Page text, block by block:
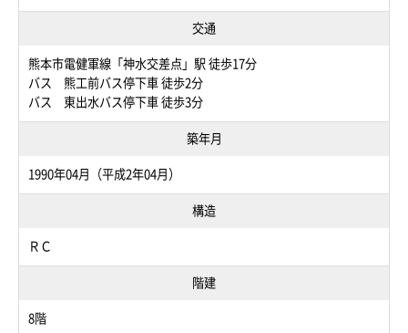
交通
熊本市電健軍線「神水交差点」駅 徒歩17分
バス 熊工前バス停下車 徒歩2分
バス 東出水バス停下車 徒歩3分
築年月
1990年04月（平成2年04月）
構造
ＲＣ
階建
8階